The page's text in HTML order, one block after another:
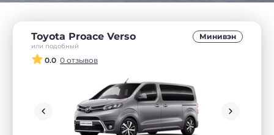
Toyota Proace Verso
или подобный
Минивэн
0.0 0 отзывов